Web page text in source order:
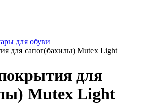
для обуви
для сапог(бахилы) Mutex Light
для
Mutex Light